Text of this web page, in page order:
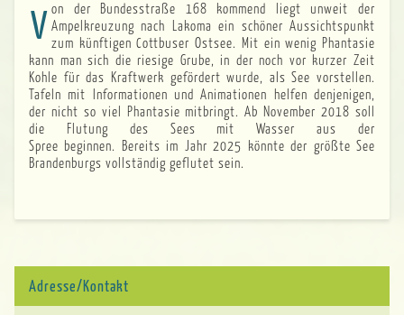
Von der Bundesstraße 168 kommend liegt unweit der Ampelkreuzung nach Lakoma ein schöner Aussichtspunkt
zum künftigen Cottbuser Ostsee. Mit ein wenig Phantasie
kann man sich die riesige Grube, in der noch vor kurzer Zeit
Kohle für das Kraftwerk gefördert wurde, als See vorstellen.
Tafeln mit Informationen und Animationen helfen denjenigen,
der nicht so viel Phantasie mitbringt. Ab November 2018 soll
die Flutung des Sees mit Wasser aus der
Spree beginnen. Bereits im Jahr 2025 könnte der größte See
Brandenburgs vollständig geflutet sein.
Adresse/Kontakt